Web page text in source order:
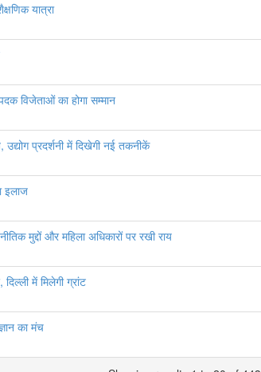
यात्रा
विजेताओं का होगा सम्मान
प्रदर्शनी में दिखेगी नई तकनीकें
इलाज
मुद्दों और महिला अधिकारों पर रखी राय
में मिलेगी ग्रांट
का मंच